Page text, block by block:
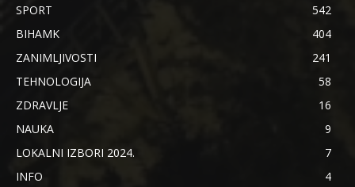
SPORT
542
BIHAMK
404
ZANIMLJIVOSTI
241
TEHNOLOGIJA
58
ZDRAVLJE
16
NAUKA
9
LOKALNI IZBORI 2024.
7
INFO
4